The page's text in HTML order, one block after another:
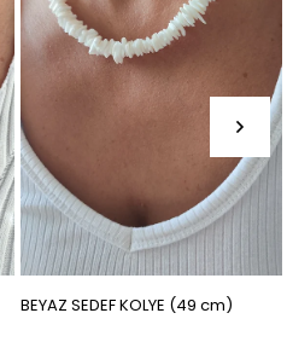
BEYAZ SEDEF KOLYE (49 cm)